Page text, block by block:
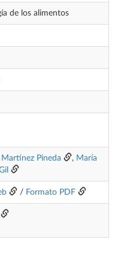
de los alimentos
Pineda , María
/ Formato PDF